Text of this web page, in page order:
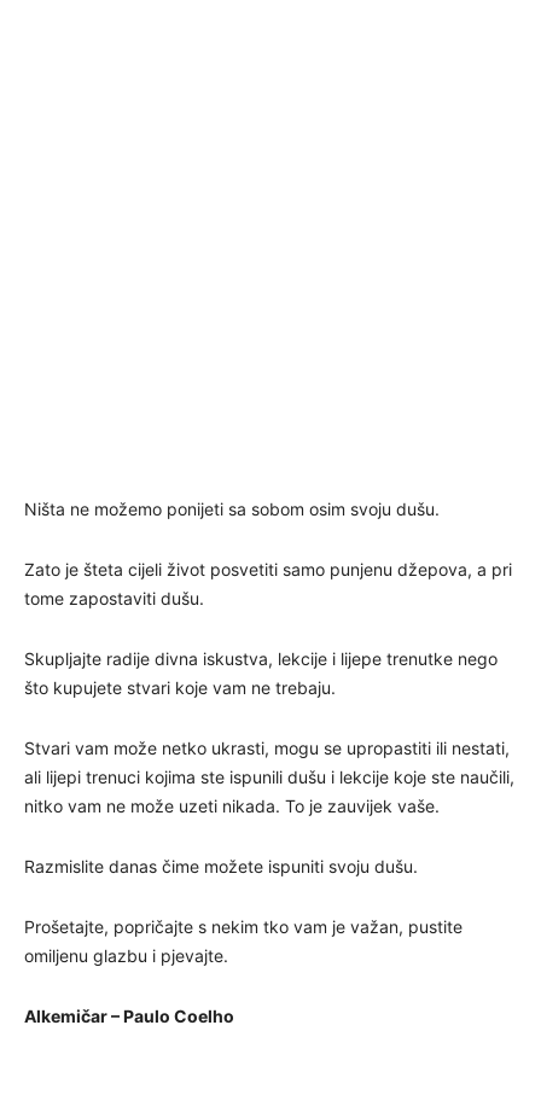
Ništa ne možemo ponijeti sa sobom osim svoju dušu.
Zato je šteta cijeli život posvetiti samo punjenu džepova, a pri
tome zapostaviti dušu.
Skupljajte radije divna iskustva, lekcije i lijepe trenutke nego
što kupujete stvari koje vam ne trebaju.
Stvari vam može netko ukrasti, mogu se upropastiti ili nestati,
ali lijepi trenuci kojima ste ispunili dušu i lekcije koje ste naučili,
nitko vam ne može uzeti nikada. To je zauvijek vaše.
Razmislite danas čime možete ispuniti svoju dušu.
Prošetajte, popričajte s nekim tko vam je važan, pustite
omiljenu glazbu i pjevajte.
Alkemičar – Paulo Coelho